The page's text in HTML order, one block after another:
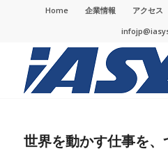
Home 企業情報 アクセス
世界を動かす仕事を、